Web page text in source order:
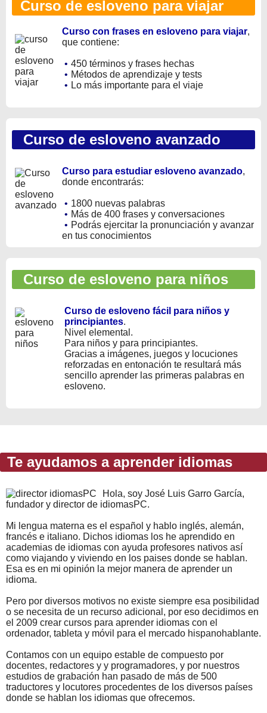
Curso de esloveno para viajar
Curso con frases en esloveno para viajar,
que contiene:
• 450 términos y frases hechas
• Métodos de aprendizaje y tests
• Lo más importante para el viaje
Curso de esloveno avanzado
Curso para estudiar esloveno avanzado,
donde encontrarás:
• 1800 nuevas palabras
• Más de 400 frases y conversaciones
• Podrás ejercitar la pronunciación y avanzar
en tus conocimientos
Curso de esloveno para niños
Curso de esloveno fácil para niños y
principiantes.
Nivel elemental.
Para niños y para principiantes.
Gracias a imágenes, juegos y locuciones
reforzadas en entonación te resultará más
sencillo aprender las primeras palabras en
esloveno.
Te ayudamos a aprender idiomas
Hola, soy José Luis Garro García,
fundador y director de idiomasPC.
Mi lengua materna es el español y hablo inglés, alemán,
francés e italiano. Dichos idiomas los he aprendido en
academias de idiomas con ayuda profesores nativos así
como viajando y viviendo en los paises donde se hablan.
Esa es en mi opinión la mejor manera de aprender un
idioma.
Pero por diversos motivos no existe siempre esa posibilidad
o se necesita de un recurso adicional, por eso decidimos en
el 2009 crear cursos para aprender idiomas con el
ordenador, tableta y móvil para el mercado hispanohablante.
Contamos con un equipo estable de compuesto por
docentes, redactores y y programadores, y por nuestros
estudios de grabación han pasado de más de 500
traductores y locutores procedentes de los diversos países
donde se hablan los idiomas que ofrecemos.